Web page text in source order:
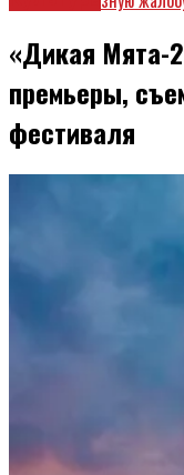
«Дикая Мята-
премьеры,
фестиваля